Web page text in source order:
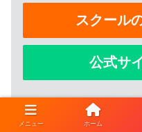
スクール
公式サ
メニュー ホーム